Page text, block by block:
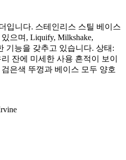
입니다. 스테인리스 스틸 베이스
으며, Liquify, Milkshake,
기능을 갖추고 있습니다. 상태:
잔에 미세한 사용 흔적이 보이
은색 뚜껑과 베이스 모두 양호